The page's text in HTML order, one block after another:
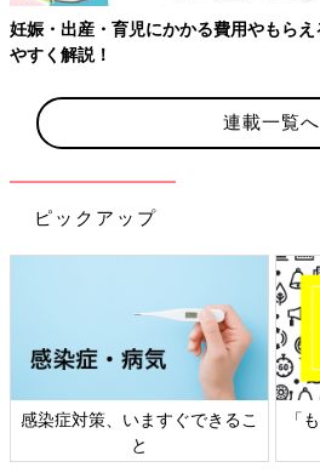
連載一覧へ
ピックアップ
・
日本外来小児科学会リーフレッ